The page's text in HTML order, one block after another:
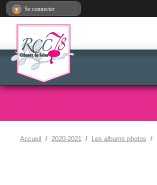
Accueil 2020-2021 Les albums photos
Se connecter
Panneau de gestion des cookies